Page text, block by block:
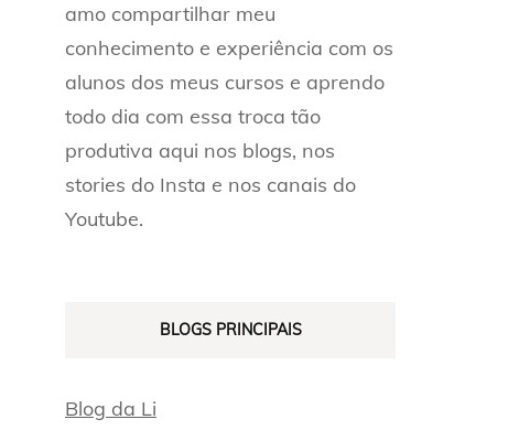
amo compartilhar meu
conhecimento e experiência com os
alunos dos meus cursos e aprendo
todo dia com essa troca tão
produtiva aqui nos blogs, nos
stories do Insta e nos canais do
Youtube.
BLOGS PRINCIPAIS
Blog da Li